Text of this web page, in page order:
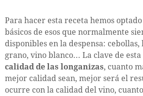
Para hacer esta receta hemos
básicos de esos que normalmente
disponibles en la despensa:
grano, vino blanco... La clave de
calidad de las longanizas, cuanto
mejor calidad sean, mejor será el
ocurre con la calidad del vino,